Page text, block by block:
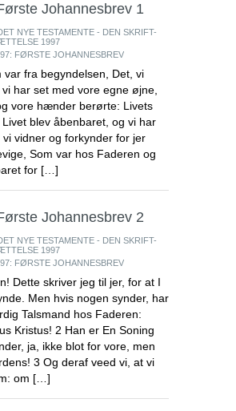
Johannesbrev 1
NYE TESTAMENTE - DEN SKRIFT-
1997
FØRSTE JOHANNESBREV
var fra begyndelsen, Det, vi
har set med vore egne øjne,
vore hænder berørte: Livets
blev åbenbaret, og vi har
vi vidner og forkynder for jer
Som var hos Faderen og
for […]
Johannesbrev 2
NYE TESTAMENTE - DEN SKRIFT-
1997
FØRSTE JOHANNESBREV
Dette skriver jeg til jer, for at I
Men hvis nogen synder, har
Talsmand hos Faderen:
Kristus! 2 Han er En Soning
ja, ikke blot for vore, men
3 Og deraf veed vi, at vi
om […]